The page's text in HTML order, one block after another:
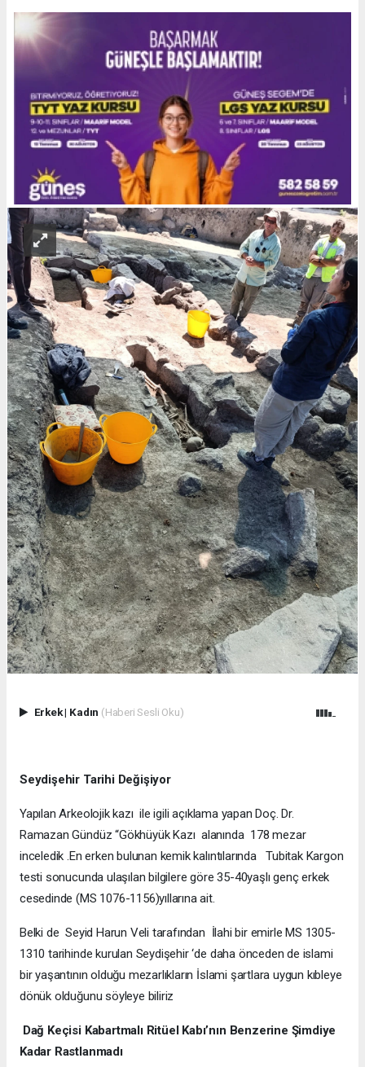
Erkek| Kadın (Haberi Sesli Oku)
Seydişehir Tarihi Değişiyor
Yapılan Arkeolojik kazı ile igili açıklama yapan Doç. Dr.
Ramazan Gündüz “Gökhüyük Kazı alanında 178 mezar
inceledik .En erken bulunan kemik kalıntılarında Tubitak Kargon
testi sonucunda ulaşılan bilgilere göre 35-40yaşlı genç erkek
cesedinde (MS 1076-1156)yıllarına ait.
Belki de Seyid Harun Veli tarafından İlahi bir emirle MS 1305-
1310 tarihinde kurulan Seydişehir ‘de daha önceden de islami
bir yaşantının olduğu mezarlıkların İslami şartlara uygun kıbleye
dönük olduğunu söyleye biliriz
Dağ Keçisi Kabartmalı Ritüel Kabı’nın Benzerine Şimdiye
Kadar Rastlanmadı